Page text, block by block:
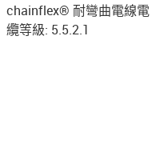
chainflex® 耐彎曲電線電
纜等級: 5.5.2.1